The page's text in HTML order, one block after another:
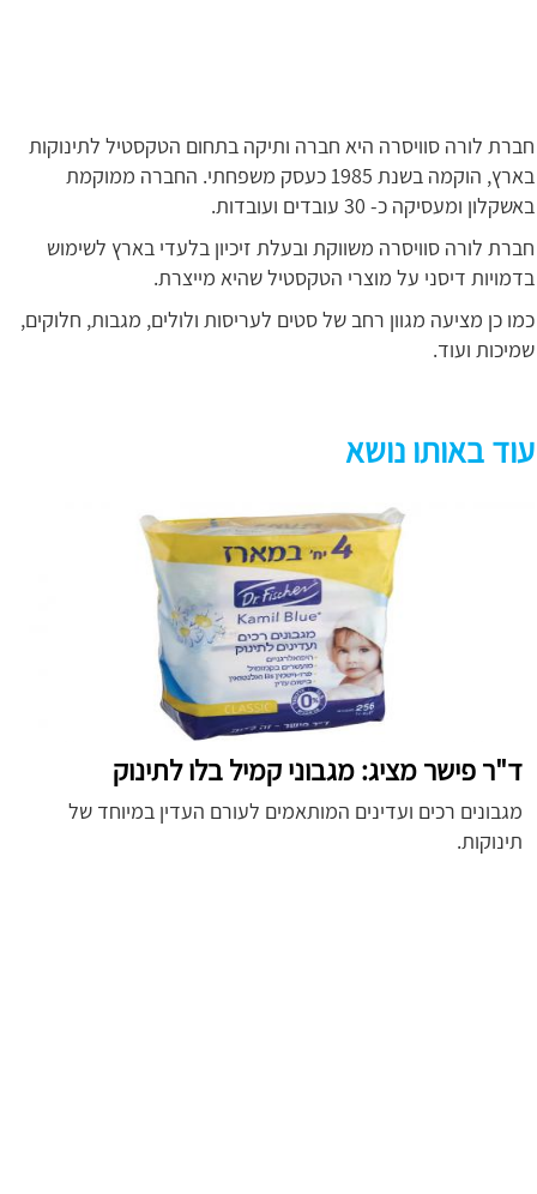
חברת לורה סוויסרה היא חברה ותיקה בתחום הטקסטיל לתינוקות
בארץ, הוקמה בשנת 1985 כעסק משפחתי. החברה ממוקמת
באשקלון ומעסיקה כ- 30 עובדים ועובדות.
חברת לורה סוויסרה משווקת ובעלת זיכיון בלעדי בארץ לשימוש
בדמויות דיסני על מוצרי הטקסטיל שהיא מייצרת.
כמו כן מציעה מגוון רחב של סטים לעריסות ולולים, מגבות, חלוקים,
שמיכות ועוד.
עוד באותו נושא
ד"ר פישר מציג: מגבוני קמיל בלו לתינוק
מגבונים רכים ועדינים המותאמים לעורם העדין במיוחד של
תינוקות.